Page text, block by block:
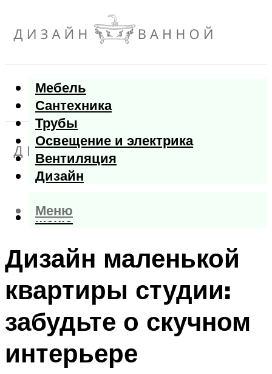
Мебель
Сантехника
Трубы
Освещение и электрика
Вентиляция
Дизайн
Меню
Меню
Дизайн маленькой
квартиры студии:
забудьте о скучном
интерьере